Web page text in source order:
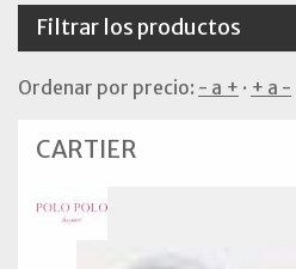
Filtrar los productos
Ordenar por precio: - a + · + a -
CARTIER